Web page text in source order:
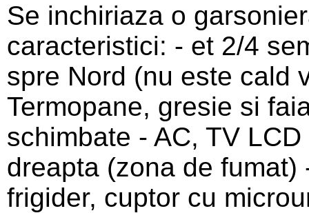
Se inchiriaza o
caracteristici: - et 2/4
spre Nord (nu este cald
Termopane, gresie si
schimbate - AC, TV
dreapta (zona de
frigider, cuptor cu